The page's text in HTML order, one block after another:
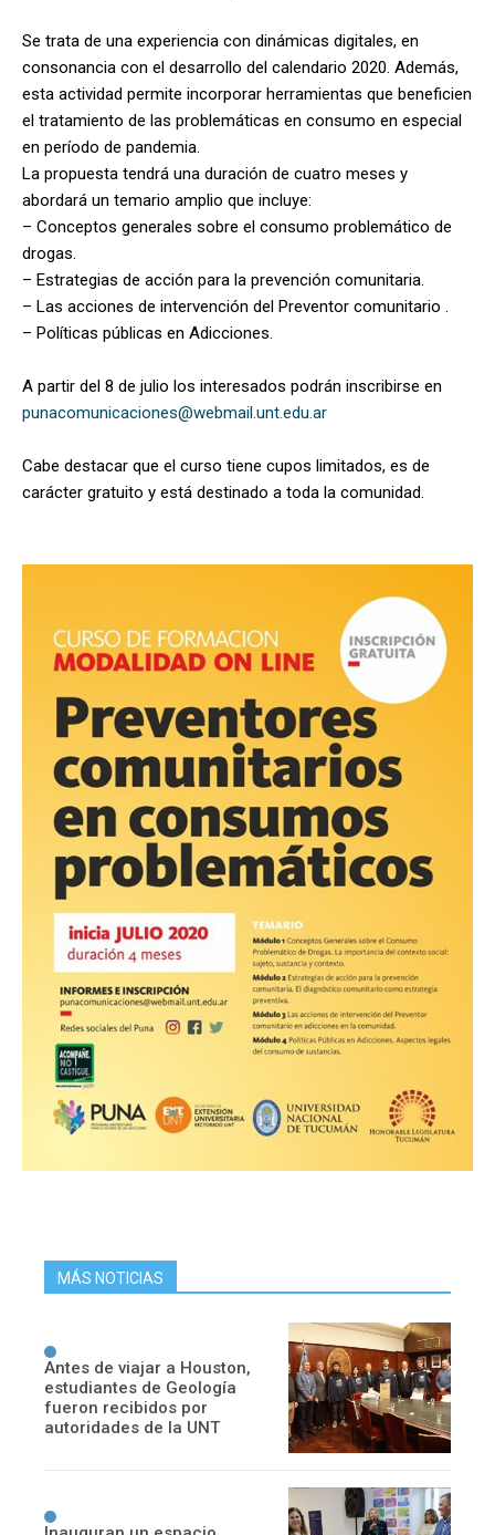
Se trata de una experiencia con dinámicas digitales, en
consonancia con el desarrollo del calendario 2020. Además,
esta actividad permite incorporar herramientas que beneficien
el tratamiento de las problemáticas en consumo en especial
en período de pandemia.
La propuesta tendrá una duración de cuatro meses y
abordará un temario amplio que incluye:
– Conceptos generales sobre el consumo problemático de
drogas.
– Estrategias de acción para la prevención comunitaria.
– Las acciones de intervención del Preventor comunitario .
– Políticas públicas en Adicciones.
A partir del 8 de julio los interesados podrán inscribirse en
punacomunicaciones@webmail.unt.edu.ar
Cabe destacar que el curso tiene cupos limitados, es de
carácter gratuito y está destinado a toda la comunidad.
MÁS NOTICIAS
Antes de viajar a Houston,
estudiantes de Geología
fueron recibidos por
autoridades de la UNT